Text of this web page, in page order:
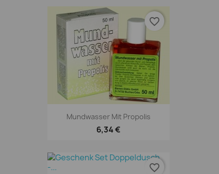
Mundwasser Mit Propolis
6,34 €
favorite_border
favorite_border